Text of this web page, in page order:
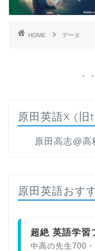
HOME データ
原田英語X (
原田高志@
原田英語おす
超絶 英語学習
中高の先生700